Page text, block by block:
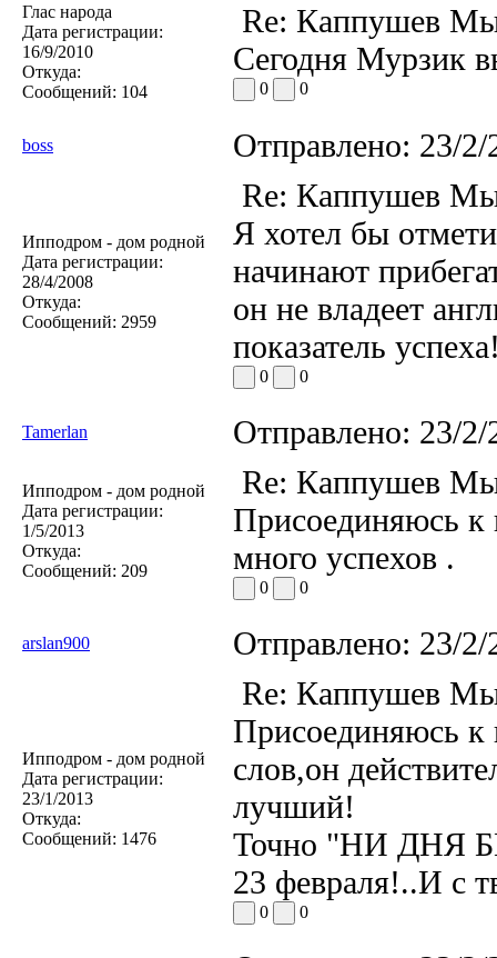
Глас народа
Дата регистрации:
16/9/2010
Откуда:
Сообщений: 104
Re: Каппушев
Сегодня Мурзик
0 0
boss Отправлено: 23/
Ипподром - дом родной
Дата регистрации:
28/4/2008
Откуда:
Сообщений: 2959
Re: Каппушев
Я хотел бы
начинают
он не владеет
показатель
0 0
Tamerlan Отправлено: 23/
Ипподром - дом родной
Дата регистрации:
1/5/2013
Откуда:
Сообщений: 209
Re: Каппушев
Присоединяюсь к
много успехов .
0 0
arslan900 Отправлено: 23/
Ипподром - дом родной
Дата регистрации:
23/1/2013
Откуда:
Сообщений: 1476
Re: Каппушев
Присоединяюсь к
слов,он
лучший!
Точно "НИ ДНЯ
23 февраля!..И с
0 0